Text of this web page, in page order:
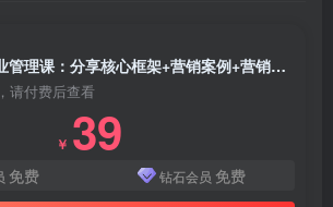
营销实操升级·企业管理课：分享核心框架+营销案例+营销工具
请付费后查看
￥ 39
免费 钻石会员 免费